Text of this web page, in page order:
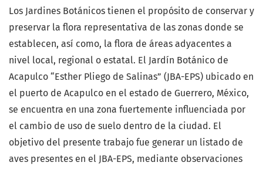
Los Jardines Botánicos tienen el propósito de conservar y
preservar la flora representativa de las zonas donde se
establecen, así como, la flora de áreas adyacentes a
nivel local, regional o estatal. El Jardín Botánico de
Acapulco “Esther Pliego de Salinas” (JBA-EPS) ubicado en
el puerto de Acapulco en el estado de Guerrero, México,
se encuentra en una zona fuertemente influenciada por
el cambio de uso de suelo dentro de la ciudad. El
objetivo del presente trabajo fue generar un listado de
aves presentes en el JBA-EPS, mediante observaciones